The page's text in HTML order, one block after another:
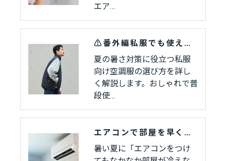
エア…
⚠️番外編私服でも使える空調服の選び方｜快適に過ごすためのポイントを徹底解説⚠️
夏の暑さ対策に役立つ私服
向け空調服の選び方を詳し
く解説します。おしゃれで普
段使…
エアコンで部屋を早く冷やす方法とは？今すぐ実践できる効率アップのコツ
暑い夏に「エアコンをつけ